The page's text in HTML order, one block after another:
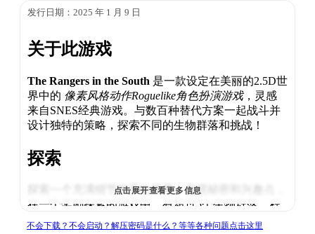
发行日期：2025 年 1 月 9 日
关于此游戏
The Rangers in the South 是一款设定在美丽的2.5D世
界中的 像素风格动作Roguelike角色扮演游戏，灵感
来自SNES经典游戏。与数百种替代方案一起战斗并
设计独特的策略，探索不同的生物群落和挑战！
探索
探索一个充满细节的手绘世界，发现秘密和兴趣点，
在一个奖励探索的游戏中，有超过5个生物群落，程
序生成的环境，地下城和村庄。
点击展开查看更多信息
不会下载？不会启动？解压密码是什么？等等各种问题点击这里